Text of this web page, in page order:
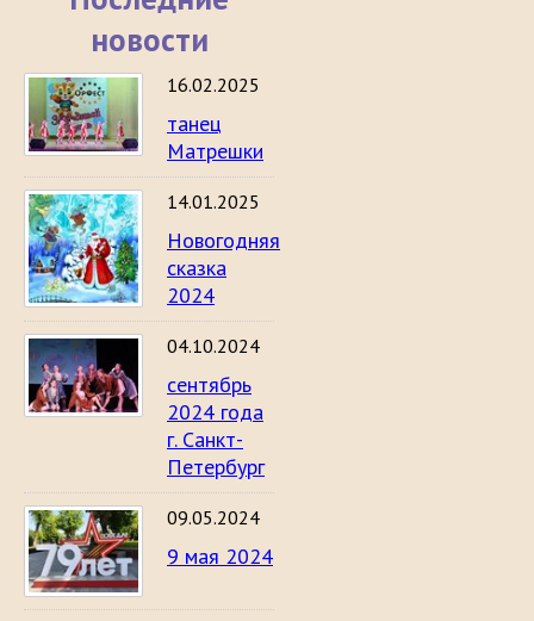
новости
16.02.2025
танец
Матрешки
14.01.2025
Новогодняя
сказка
2024
04.10.2024
сентябрь
2024 года
г. Санкт-
Петербург
09.05.2024
9 мая 2024